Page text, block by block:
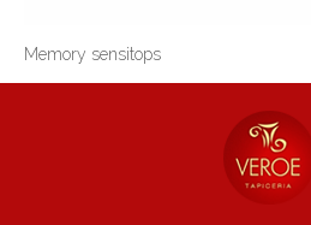
Memory sensitops